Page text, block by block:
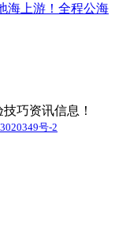
海上游！全程公海
巧资讯信息！
号-2